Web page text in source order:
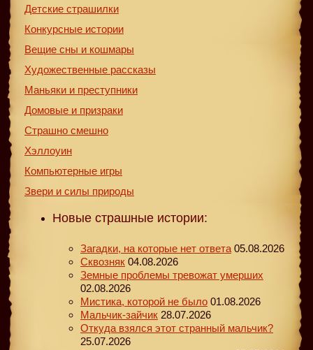
Детские страшилки
Конкурсные истории
Вещие сны и кошмары
Художественные рассказы
Маньяки и преступники
Домовые и призраки
Страшно смешно
Хэллоуин
Компьютерные игры
Звери и силы природы
Новые страшные истории:
Загадки, на которые нет ответа 05.08.2026
Сквозняк 04.08.2026
Земные проблемы тревожат умерших
02.08.2026
Мистика, которой не было 01.08.2026
Мальчик-зайчик 28.07.2026
Откуда взялся этот странный мальчик?
25.07.2026